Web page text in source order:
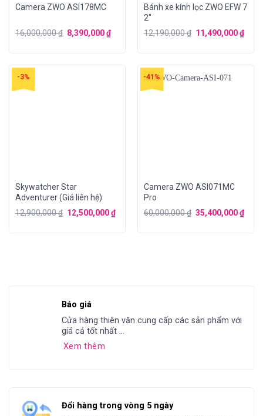
Camera ZWO ASI178MC
16,000,000₫ 8,390,000₫
Bánh xe kính lọc ZWO EFW 7
2″
12,190,000₫ 11,490,000₫
-3%
Skywatcher Star
Adventurer (Giá liên hệ)
12,900,000₫ 12,500,000₫
-41%
Camera ZWO ASI071MC
Pro
60,000,000₫ 35,400,000₫
Báo giá
Cửa hàng thiên văn cung cấp các sản phẩm với
giá cả tốt nhất ...
Xem thêm
Đổi hàng trong vòng 5 ngày